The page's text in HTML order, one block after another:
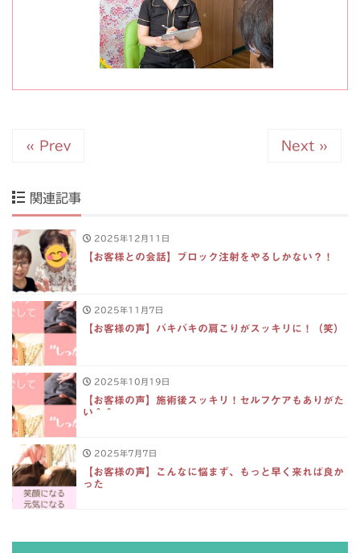
« Prev Next »
関連記事
2025年12月11日
【お客様との会話】ブロック注射をやるしかない？！
2025年11月7日
【お客様の声】バキバキの肩こりがスッキリに！（笑）
2025年10月19日
【お客様の声】施術後スッキリ！セルフケアもありがた
い＾＾
2025年7月7日
【お客様の声】こんなに悩まず、もっと早く来れば良か
った